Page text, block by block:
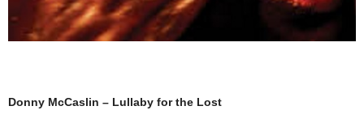
Donny McCaslin – Lullaby for the Lost